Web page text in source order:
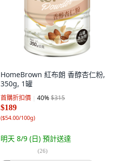
HomeBrown 紅布朗 香醇杏仁粉,
350g, 1罐
首購折扣價 40%$315
$189
($54.00/100g)
明天 8/9 (日) 預計送達
(26)